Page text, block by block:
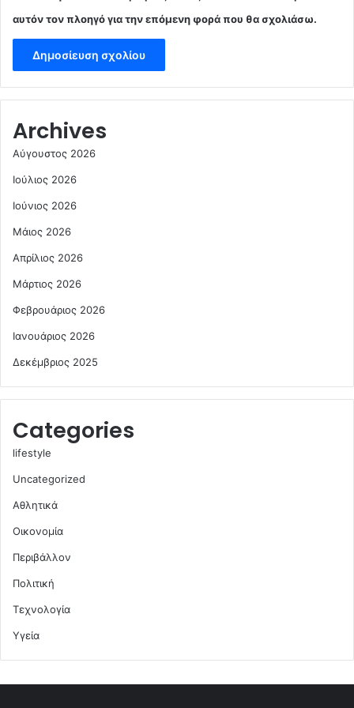
αυτόν τον πλοηγό για την επόμενη φορά που θα σχολιάσω.
Archives
Αύγουστος 2026
Ιούλιος 2026
Ιούνιος 2026
Μάιος 2026
Απρίλιος 2026
Μάρτιος 2026
Φεβρουάριος 2026
Ιανουάριος 2026
Δεκέμβριος 2025
Categories
lifestyle
Uncategorized
Αθλητικά
Οικονομία
Περιβάλλον
Πολιτική
Τεχνολογία
Υγεία